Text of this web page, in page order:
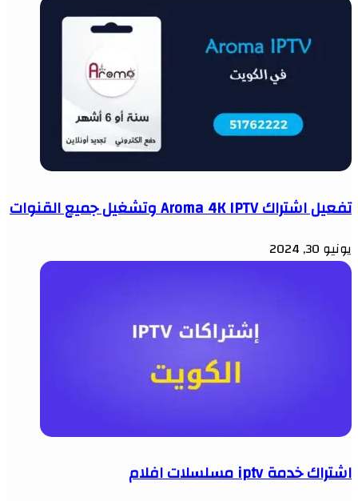
تفعيل اشتراك Aroma 4K IPTV وتشغيل جميع القنوات
يونيو 30, 2024
اشتراك خدمة iptv مسلسلات افلام